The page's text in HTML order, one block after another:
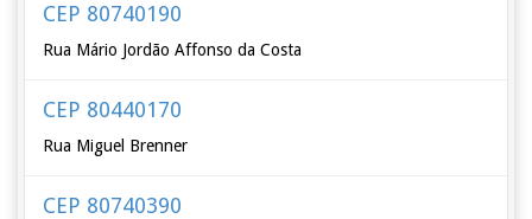
CEP 80740190
Rua Mário Jordão Affonso da Costa
CEP 80440170
Rua Miguel Brenner
CEP 80740390